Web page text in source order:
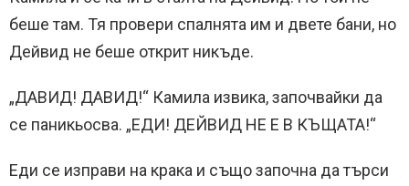
беше там. Тя провери спалнята им и двете бани, но
Дейвид не беше открит никъде.
„ДАВИД! ДАВИД!“ Камила извика, започвайки да
се паникьосва. „ЕДИ! ДЕЙВИД НЕ Е В КЪЩАТА!“
Еди се изправи на крака и също започна да търси